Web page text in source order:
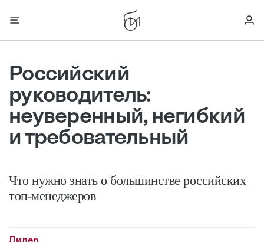
Российский
руководитель:
неуверенный, негибкий
и требовательный
Что нужно знать о большинстве российских
топ-менеджеров